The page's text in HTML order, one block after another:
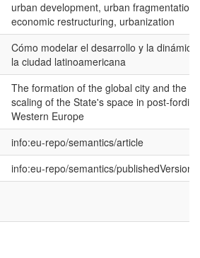
urban development, urban fragmentation,
economic restructuring, urbanization
Cómo modelar el desarrollo y la dinámica
la ciudad latinoamericana
The formation of the global city and the
scaling of the State's space in post-fordist
Western Europe
info:eu-repo/semantics/article
info:eu-repo/semantics/publishedVersion